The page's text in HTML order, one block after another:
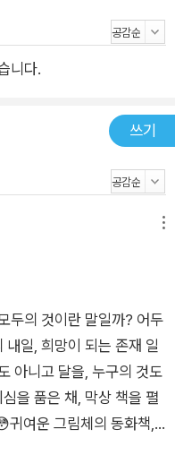
. 그저 말없이 바라볼 뿐이
종이봉투를 건넵니다. 배
을 말입니다. 클라이브는
VIP 시사회 티켓을 발견
멋진 공연과 근사한 티타임
도 모르는 달콤하고 씁쓸
의 것도
숨겨져 있습니다. 평화
브 뒤로 빈센트 반 고흐의
with Cypresses〉
위태롭게 서빙을 하는 험
진 〈피사의 사탑〉 액자가
수 있는 아이콘들을 곳곳에
니다.
쓰기
두의 것이란 말일까? 어두
일, 희망이 되는 존재 일
아니고 달을, 누구의 것도
을 품은 채, 막상 책을 펼
귀여운 그림체의 동화책,